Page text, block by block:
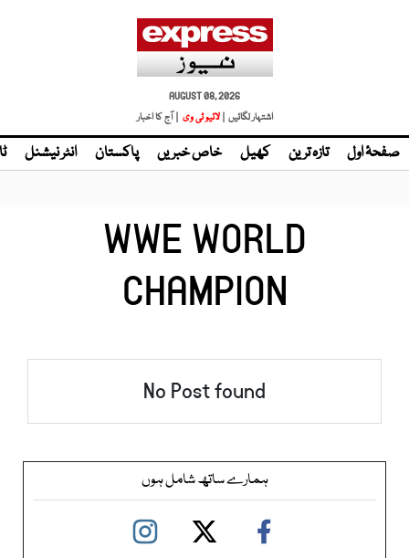
AUGUST 08, 2026
اشتہار لگائیں | لائیو ٹی وی | آج کا اخبار
صفحۂ اول تازہ ترین کھیل خاص خبریں پاکستان انٹر نیشنل
WWE WORLD
CHAMPION
No Post found
ہمارے ساتھ شامل ہوں